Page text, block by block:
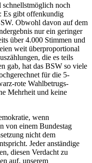
schnellstmöglich noch
Es gibt offenkundig
Obwohl davon auf dem
nur ein geringer
über 4.000 Stimmen und
weit überproportional
die es teils
gab, hat das BSW so viele
für die 5-
rote Wahlbetrugs-
Mehrheit und keine
wenn
von einem Bundestag
nicht dem
Jeder anständige
diesen Verdacht zu
auf, unserem